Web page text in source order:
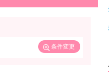
条件変更